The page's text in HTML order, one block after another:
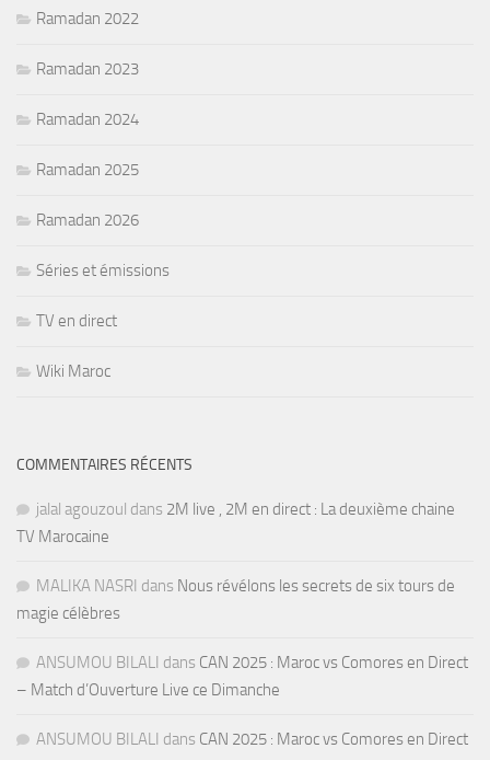
Ramadan 2022
Ramadan 2023
Ramadan 2024
Ramadan 2025
Ramadan 2026
Séries et émissions
TV en direct
Wiki Maroc
COMMENTAIRES RÉCENTS
jalal agouzoul dans 2M live , 2M en direct : La deuxième chaine
TV Marocaine
MALIKA NASRI dans Nous révélons les secrets de six tours de
magie célèbres
ANSUMOU BILALI dans CAN 2025 : Maroc vs Comores en Direct
– Match d’Ouverture Live ce Dimanche
ANSUMOU BILALI dans CAN 2025 : Maroc vs Comores en Direct